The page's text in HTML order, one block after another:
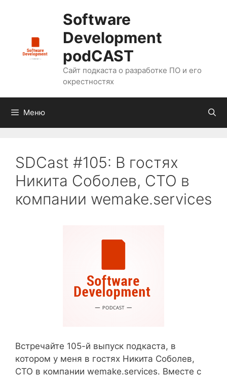
Software
Development
podCAST
Сайт подкаста о разработке ПО и его
окрестностях
Меню
SDCast #105: В гостях
Никита Соболев, CTO в
компании wemake.services
Встречайте 105-й выпуск подкаста, в
котором у меня в гостях Никита Соболев,
CTO в компании wemake.services. Вместе с